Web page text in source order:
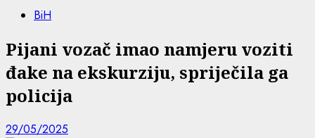
BiH
Pijani vozač imao namjeru voziti
đake na ekskurziju, spriječila ga
policija
29/05/2025